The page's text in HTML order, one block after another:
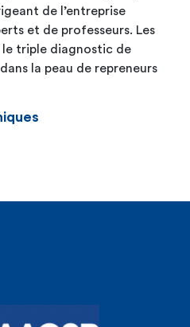
de l’entreprise
et de professeurs. Les
le triple diagnostic de
la peau de repreneurs